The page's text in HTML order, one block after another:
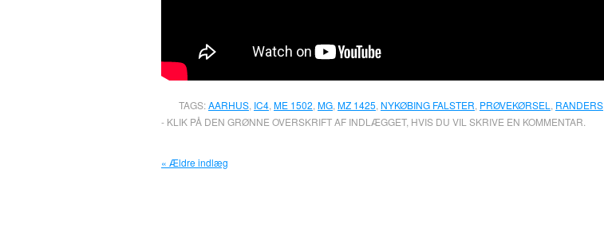
TAGS:AARHUS IC4 ME 1502 MG MZ 1425 NYKØBING FALSTER PRØVEKØRSEL RANDERS
- KLIK PÅ DEN GRØNNE OVERSKRIFT AF INDLÆGGET, HVIS DU VIL SKRIVE EN KOMMENTAR.
« Ældre indlæg